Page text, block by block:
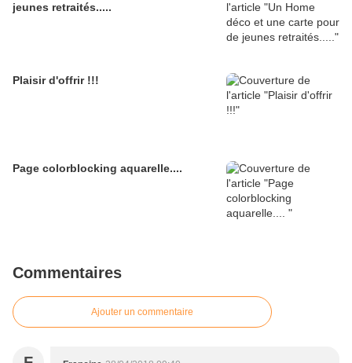
jeunes retraités.....
Plaisir d'offrir !!!
Page colorblocking aquarelle....
Commentaires
Ajouter un commentaire